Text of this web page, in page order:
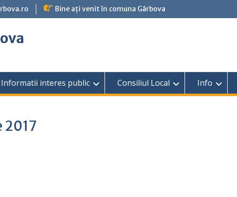
Bine ați venit în comuna Gârbova
Informatii interes public Consiliul Local Info
2017